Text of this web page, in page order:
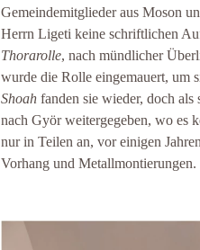
Gemeindemitglieder aus Moson
Herrn Ligeti keine schriftlichen
Thorarolle, nach mündlicher
wurde die Rolle eingemauert, um
Shoah fanden sie wieder, doch
nach Györ weitergegeben, wo es
nur in Teilen an, vor einigen
Vorhang und Metallmontierungen.